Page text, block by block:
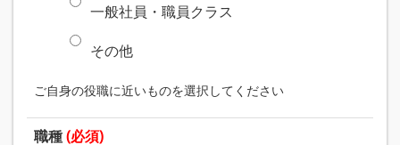
一般社員・職員クラス
その他
ご自身の役職に近いものを選択してください
職種(必須)